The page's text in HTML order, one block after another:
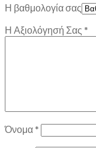
Η βαθμολογία σας
Η Αξιολόγησή Σας *
Όνομα*